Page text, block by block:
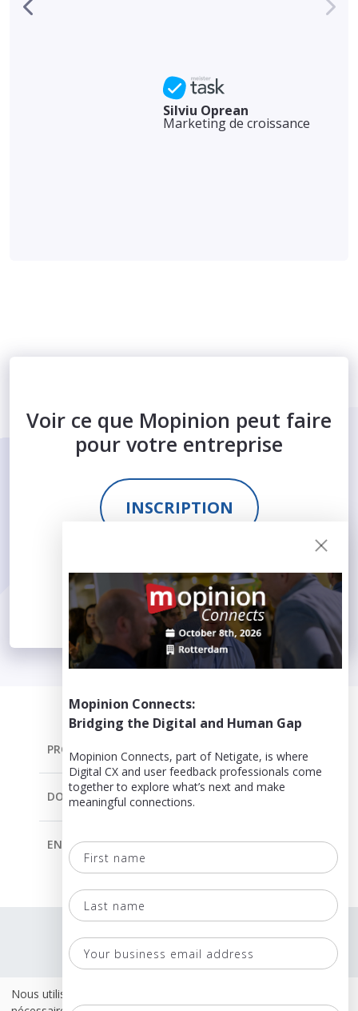
Silviu Oprean
Marketing de croissance
Voir ce que Mopinion peut faire
pour votre entreprise
INSCRIPTION
PRODUIT
DOCUMENTATION
ENTREPRISE
Termes et conditions
La Langue
Nous utilisons des cookies. Certains de ces cookies sont
Mopinion Connects:
Bridging the Digital and Human Gap
Mopinion Connects, part of Netigate, is where
Digital CX and user feedback professionals come
together to explore what’s next and make
meaningful connections.
name
name
email